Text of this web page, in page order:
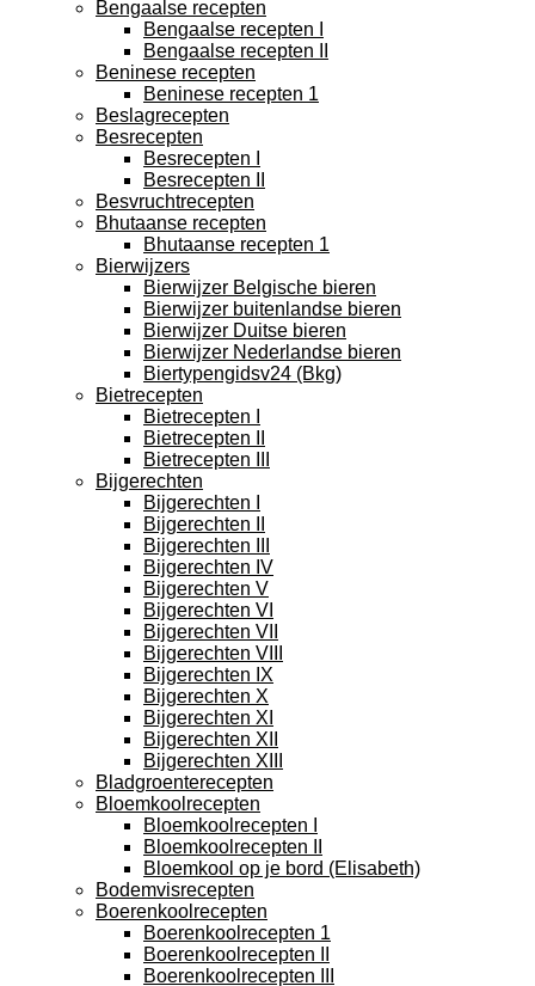
Bengaalse recepten
Bengaalse recepten I
Bengaalse recepten II
Beninese recepten
Beninese recepten 1
Beslagrecepten
Besrecepten
Besrecepten I
Besrecepten II
Besvruchtrecepten
Bhutaanse recepten
Bhutaanse recepten 1
Bierwijzers
Bierwijzer Belgische bieren
Bierwijzer buitenlandse bieren
Bierwijzer Duitse bieren
Bierwijzer Nederlandse bieren
Biertypengidsv24 (Bkg)
Bietrecepten
Bietrecepten I
Bietrecepten II
Bietrecepten III
Bijgerechten
Bijgerechten I
Bijgerechten II
Bijgerechten III
Bijgerechten IV
Bijgerechten V
Bijgerechten VI
Bijgerechten VII
Bijgerechten VIII
Bijgerechten IX
Bijgerechten X
Bijgerechten XI
Bijgerechten XII
Bijgerechten XIII
Bladgroenterecepten
Bloemkoolrecepten
Bloemkoolrecepten I
Bloemkoolrecepten II
Bloemkool op je bord (Elisabeth)
Bodemvisrecepten
Boerenkoolrecepten
Boerenkoolrecepten 1
Boerenkoolrecepten II
Boerenkoolrecepten III